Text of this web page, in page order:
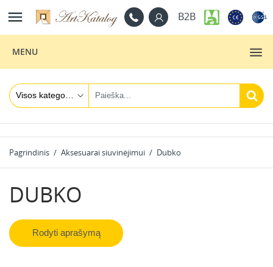
 B2B
MENU
Pagrindinis Aksesuarai siuvinėjimui Dubko
DUBKO
Rodyti aprašymą